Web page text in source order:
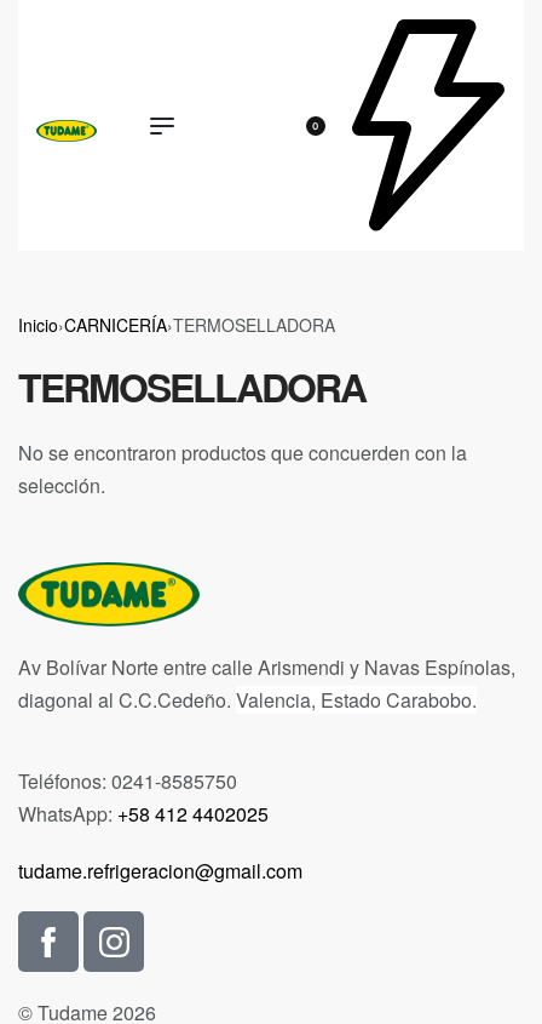
0
Inicio›CARNICERÍA›TERMOSELLADORA
TERMOSELLADORA
No se encontraron productos que concuerden con la
selección.
Av Bolívar Norte entre calle Arismendi y Navas Espínolas,
diagonal al C.C.Cedeño. Valencia, Estado Carabobo.
Teléfonos: 0241-8585750
WhatsApp: +58 412 4402025
tudame.refrigeracion@gmail.com
© Tudame 2026